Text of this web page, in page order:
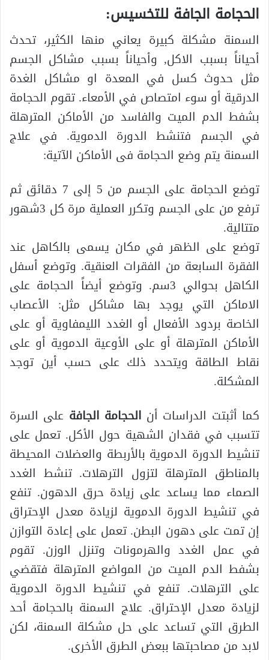
الحجامة الجافة للتخسيس:
السمنة مشكلة كبيرة يعاني منها الكثير، تحدث
أحياناً بسبب الاكل, وأحياناً بسبب مشاكل الجسم
مثل حدوث كسل في المعدة او مشاكل الغدة
الدرقية أو سوء امتصاص في الأمعاء. تقوم الحجامة
بشفط الدم الميت والفاسد من الأماكن المترهلة
في الجسم فتنشط الدورة الدموية. في علاج
السمنة يتم وضع الحجامة فى الأماكن الآتية:
توضع الحجامة على الجسم من 5 إلى 7 دقائق ثم
ترفع من على الجسم وتكرر العملية مرة كل 3شهور
متتالية.
توضع على الظهر في مكان يسمى بالكاهل عند
الفقرة السابعة من الفقرات العنقية. وتوضع أسفل
الكاهل بحوالي 3سم. وتوضع أيضاً الحجامة على
الاماكن التي يوجد بها مشاكل مثل: الأعصاب
الخاصة بردود الأفعال أو الغدد الليمفاوية أو على
الأماكن المترهلة أو على الأوعية الدموية أو على
نقاط الطاقة ويتحدد ذلك على حسب أين توجد
المشكلة.
كما أثبتت الدراسات أن الحجامة الجافة على السرة
تتسبب في فقدان الشهية حول الأكل. تعمل على
تنشيط الدورة الدموية بالأربطة والعضلات المحيطة
بالمناطق المترهلة لتزول الترهلات. تنشط الغدد
الصماء مما يساعد على زيادة حرق الدهون. تنفع
في تنشيط الدورة الدموية لزيادة معدل الإحتراق
إن تمت على دهون البطن. تعمل على إعادة التوازن
في عمل الغدد والهرمونات وتنزل الوزن. تقوم
بشفط الدم الميت من المواضع المترهلة فتقضي
على الترهلات. تنفع في تنشيط الدورة الدموية
لزيادة معدل الإحتراق. علاج السمنة بالحجامة أحد
الطرق التي تساعد على حل مشكلة السمنة، لكن
لابد من مصاحبتها ببعض الطرق الأخرى.